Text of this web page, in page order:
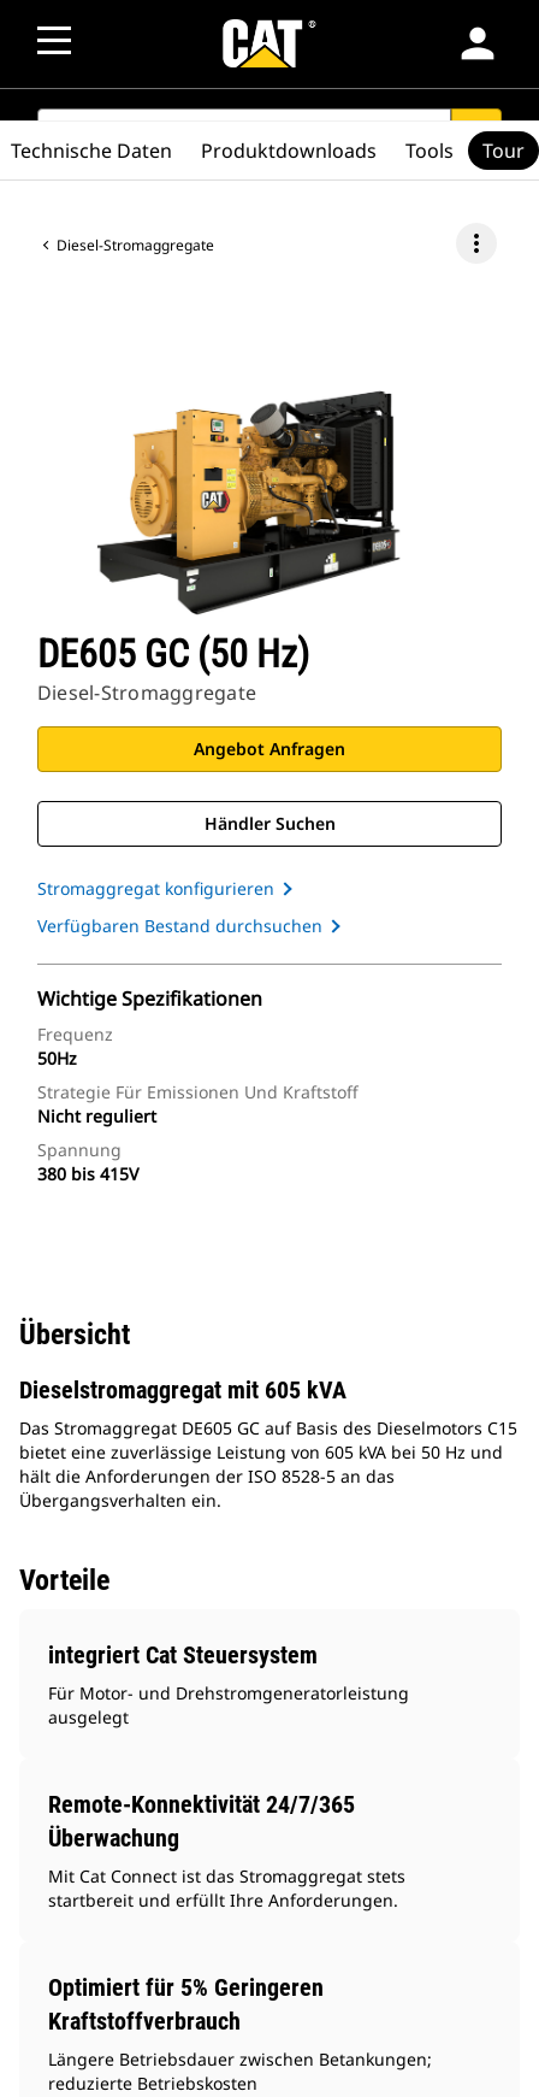
person
SEARCH search
Diesel-Stromaggregate more_vert
DE605 GC (50 Hz)
Diesel-Stromaggregate
Angebot Anfragen
Händler Suchen
Stromaggregat konfigurieren
Verfügbaren Bestand durchsuchen
Wichtige Spezifikationen
Frequenz
50Hz
Strategie Für Emissionen Und Kraftstoff
Nicht reguliert
Spannung
380 bis 415V
Technische Daten Produktdownloads Tools Tour
Übersicht
Dieselstromaggregat mit 605 kVA
Das Stromaggregat DE605 GC auf Basis des Dieselmotors C15
bietet eine zuverlässige Leistung von 605 kVA bei 50 Hz und
hält die Anforderungen der ISO 8528-5 an das
Übergangsverhalten ein.
Vorteile
integriert Cat Steuersystem
Für Motor- und Drehstromgeneratorleistung
ausgelegt
Remote-Konnektivität 24/7/365
Überwachung
Mit Cat Connect ist das Stromaggregat stets
startbereit und erfüllt Ihre Anforderungen.
Optimiert für 5% Geringeren
Kraftstoffverbrauch
Längere Betriebsdauer zwischen Betankungen;
reduzierte Betriebskosten